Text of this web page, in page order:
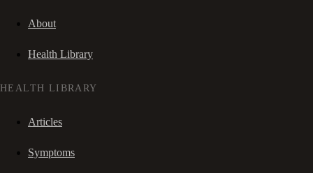
About
Health Library
HEALTH LIBRARY
Articles
Symptoms